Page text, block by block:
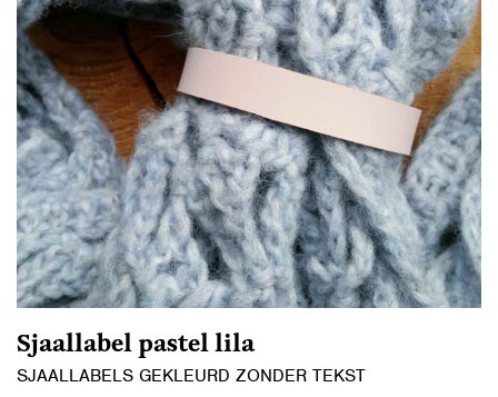
Sjaallabel pastel lila
SJAALLABELS GEKLEURD ZONDER TEKST